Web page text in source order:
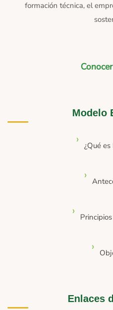
formación técnica, el
Modelo
¿Qué
Enlaces